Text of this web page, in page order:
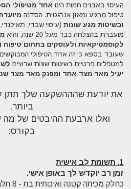
העיסוי באבנים חמות הינו אחד מטיפולי
טיפול מרגיע ומאזן אנרגטית. הסדנה
ובשיטות מגע שונות (עיסוי שבדי,
מועברת בהצלחה כבר מעל 20 שנה, והיא
לקוסמטיקאיות ולעוסקים בתחום טיפוח
שעובד בספא כי זה אחד הטיפולי
למטפלים פרטיים בשיטות שונות שרוצים
יעיל מאד מצד אחד ומפנק מאד מצד
את יודעת שהההשקעה שלך תתן
ביותר.
ואלו ארבעת ההיבטים של
בקורס:
1. תשומת לב אישית
זמן רב יוקדש לך באופן אישי.
כחלק מכיתה קטנה ואיכותית בת - 8 תלמידים בלבד.